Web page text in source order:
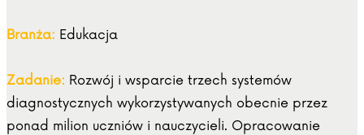
Branża: Edukacja
Zadanie: Rozwój i wsparcie trzech systemów
diagnostycznych wykorzystywanych obecnie przez
ponad milion uczniów i nauczycieli. Opracowanie